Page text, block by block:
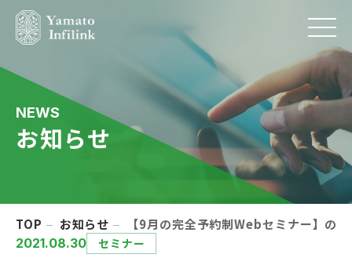
お知らせ
NEWS
TOP お知らせ 【9月の完全予約制Webセミナー】の
2021.08.30 セミナー